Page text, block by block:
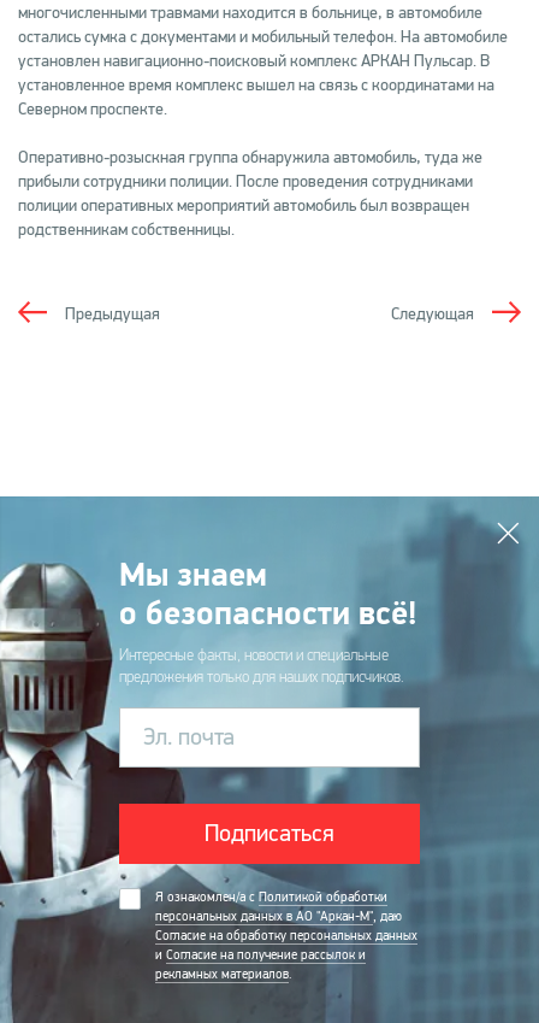
многочисленными травмами находится в больнице, в автомобиле
остались сумка с документами и мобильный телефон. На автомобиле
установлен навигационно-поисковый комплекс АРКАН Пульсар. В
установленное время комплекс вышел на связь с координатами на
Северном проспекте.
Оперативно-розыскная группа обнаружила автомобиль, туда же
прибыли сотрудники полиции. После проведения сотрудниками
полиции оперативных мероприятий автомобиль был возвращен
родственникам собственницы.
Следующая
Предыдущая
Мы знаем
о безопасности всё!
Интересные факты, новости и специальные
предложения только для наших подписчиков.
Эл. почта
Подписаться
Я ознакомлен/а с Политикой обработки
персональных данных в АО "Аркан-М", даю
Согласие на обработку персональных данных
и Согласие на получение рассылок и
рекламных материалов.